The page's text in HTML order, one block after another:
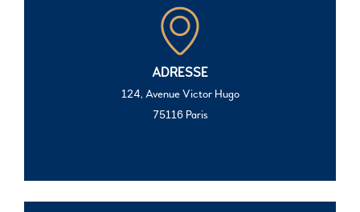
ADRESSE
124, Avenue Victor Hugo
75116 Paris